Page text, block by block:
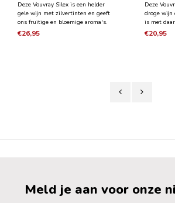
Deze Vouvray Silex is een helder
gele wijn met zilvertinten en geeft
ons fruitige en bloemige aroma's.
Vuursteen wordt onthuld en
€26,95
Deze
droge wijn
is met
de geur is
€20,95
Meld je aan voor onze